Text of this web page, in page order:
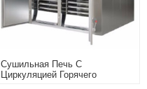
Сушильная Печь С
Циркуляцией Горячего